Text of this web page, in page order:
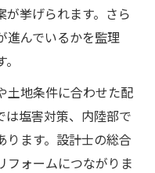
が挙げられます。さら
進んでいるかを監理
土地条件に合わせた配
は塩害対策、内陸部で
ります。設計士の総合
フォームにつながりま